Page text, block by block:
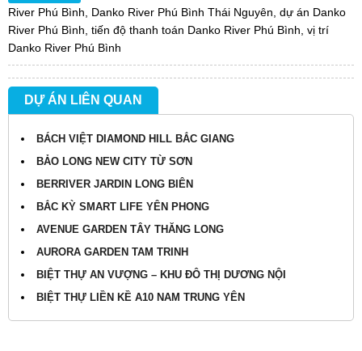
River Phú Bình
Danko River Phú Bình Thái Nguyên dự án Danko
River Phú Bình tiến độ thanh toán Danko River Phú Bình vị trí
Danko River Phú Bình
DỰ ÁN LIÊN QUAN
BÁCH VIỆT DIAMOND HILL BẮC GIANG
BẢO LONG NEW CITY TỪ SƠN
BERRIVER JARDIN LONG BIÊN
BẮC KỲ SMART LIFE YÊN PHONG
AVENUE GARDEN TÂY THĂNG LONG
AURORA GARDEN TAM TRINH
BIỆT THỰ AN VƯỢNG – KHU ĐÔ THỊ DƯƠNG NỘI
BIỆT THỰ LIỀN KỀ A10 NAM TRUNG YÊN